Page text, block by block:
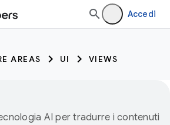
Accedi
AREAS UI VIEWS
AI per tradurre i contenuti